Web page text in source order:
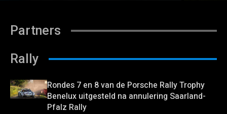
Partners
Rally
Rondes 7 en 8 van de Porsche Rally Trophy
Benelux uitgesteld na annulering Saarland-
Pfalz Rally